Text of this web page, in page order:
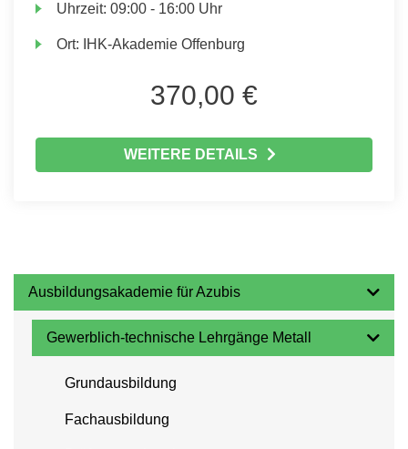
Uhrzeit:09:00 - 16:00 Uhr
Ort: IHK-Akademie Offenburg
370,00 €
WEITERE DETAILS
Ausbildungsakademie für Azubis
Gewerblich-technische Lehrgänge Metall
Grundausbildung
Fachausbildung